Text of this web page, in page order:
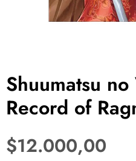
Shuumatsu
Record of
$12.000,00
1 disponibles